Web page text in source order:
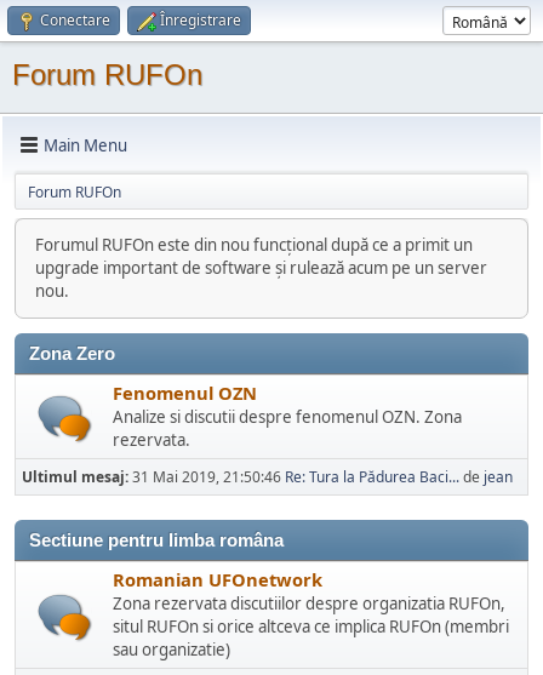
Conectare Înregistrare
Forum RUFOn
Main Menu
Forum RUFOn
Forumul RUFOn este din nou funcțional după ce a primit un
upgrade important de software și rulează acum pe un server
nou.
Zona Zero
Fenomenul OZN
Analize si discutii despre fenomenul OZN. Zona
rezervata.
Ultimul mesaj:31 Mai 2019, 21:50:46 Re: Tura la Pădurea Baci...de jean
Sectiune pentru limba româna
Romanian UFOnetwork
Zona rezervata discutiilor despre organizatia RUFOn,
situl RUFOn si orice altceva ce implica RUFOn (membri
sau organizatie)